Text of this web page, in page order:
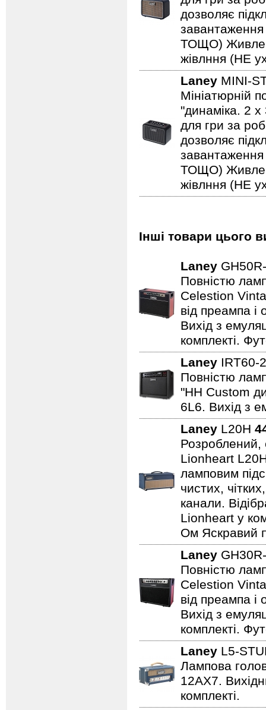
дозволяє
завантаження
ТОЩО)
жівлння (НЕ
Laney MINI-
Мініатюрній
"динаміка. 2
для гри за
дозволяє
завантаження
ТОЩО)
жівлння (НЕ
Інші товари цього
Laney
Повністю
Celestion
від преампа
Вихід з
комплекті.
Laney IRT60-
Повністю
"HH Custom
6L6. Вихід з
Laney L20H
Розроблений,
Lionheart
ламповим
чистих,
канали.
Lionheart у
Ом Яскравий
Laney
Повністю
Celestion
від преампа
Вихід з
комплекті.
Laney L5-
Лампова
12AX7.
комплекті.